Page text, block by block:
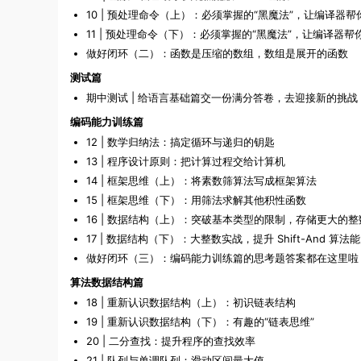
10 | 预处理命令（上）：必须掌握的“黑魔法”，让编译器帮
11 | 预处理命令（下）：必须掌握的“黑魔法”，让编译器帮
做好闭环（二）：函数是压缩的数组，数组是展开的函数
测试篇
期中测试 | 给语言基础篇交一份满分答卷，去迎接新的挑战
编码能力训练篇
12 | 数学归纳法：搞定循环与递归的钥匙
13 | 程序设计原则：把计算过程交给计算机
14 | 框架思维（上）：将素数筛算法写成框架算法
15 | 框架思维（下）：用筛法求解其他积性函数
16 | 数据结构（上）：突破基本类型的限制，存储更大的整
17 | 数据结构（下）：大整数实战，提升 Shift-And 算法能
做好闭环（三）：编码能力训练篇的思考题答案都在这里啦
算法数据结构篇
18 | 重新认识数据结构（上）：初识链表结构
19 | 重新认识数据结构（下）：有趣的“链表思维”
20 | 二分查找：提升程序的查找效率